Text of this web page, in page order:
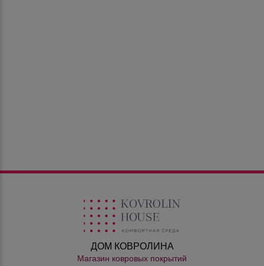
ДОМ КОВРОЛИНА
Магазин ковровых покрытий